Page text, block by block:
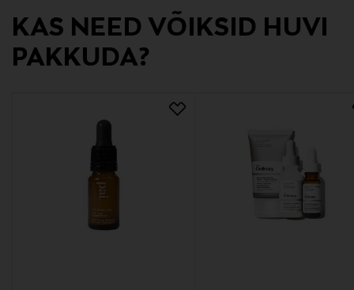
kuluttajapalvelu@transmeri.fi
Märksõnad
KAS NEED VÕIKSID HUVI
PAKKUDA?